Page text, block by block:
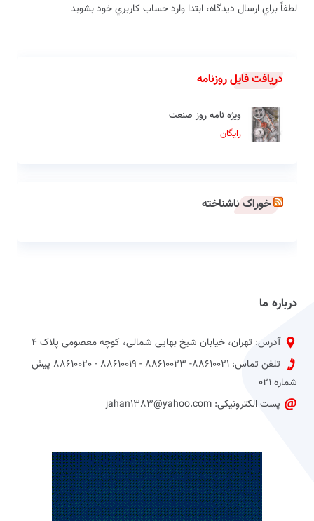
لطفاً براي ارسال دیدگاه، ابتدا وارد حساب كاربري خود بشويد
دریافت فایل روزنامه
ویژه نامه روز صنعت
رایگان
خوراک ناشناخته
درباره ما
آدرس: تهران، خیابان شیخ بهایی شمالی، کوچه معصومی پلاک 4
تلفن تماس: 88610021- 88610023 - 88610019 - 88610020 پیش
شماره 021
پست الکترونیکی: jahan1383@yahoo.com